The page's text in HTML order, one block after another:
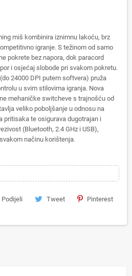
miš kombinira iznimnu lakoću, brz
igranje. S težinom od samo
pokrete bez napora, dok paracord
i osjećaj slobode pri svakom pokretu.
24000 DPI putem softvera) pruža
u svim stilovima igranja. Nova
mehaničke switcheve s trajnošću od
veliko poboljšanje u odnosu na
pritisaka te osigurava dugotrajan i
(Bluetooth, 2.4 GHz i USB),
načinu korištenja.
Podijeli Tweet Pinterest